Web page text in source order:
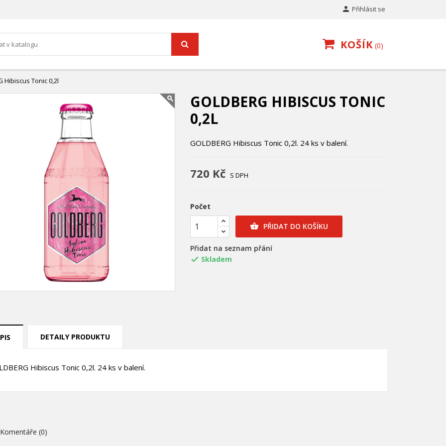
 Přihlásit se
KOŠÍK 0
Hibiscus Tonic 0,2l
GOLDBERG HIBISCUS TONIC
0,2L
GOLDBERG Hibiscus Tonic 0,2l. 24 ks v balení.
720 Kč S DPH
Počet
 PŘIDAT DO KOŠÍKU
Přidat na seznam přání
 Skladem
DETAILY PRODUKTU
Hibiscus Tonic 0,2l. 24 ks v balení.
(0)
seznam přání